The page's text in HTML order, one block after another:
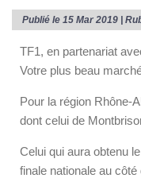
Publié le 15 Mar 2019 |
TF1, en partenariat
Votre plus beau
Pour la région Rhône-
dont celui de
Celui qui aura obtenu
finale nationale au